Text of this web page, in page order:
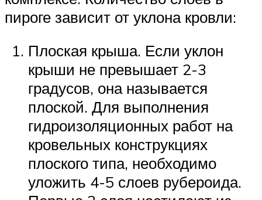
пироге зависит от уклона кровли:
Плоская крыша. Если уклон
крыши не превышает 2-3
градусов, она называется
плоской. Для выполнения
гидроизоляционных работ на
кровельных конструкциях
плоского типа, необходимо
уложить 4-5 слоев рубероида.